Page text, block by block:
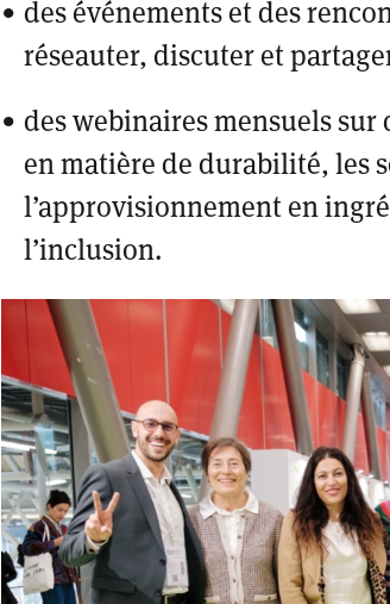
des événements et des
réseauter, discuter et
des webinaires mensuels
en matière de durabilité, les
l’approvisionnement en
l’inclusion.